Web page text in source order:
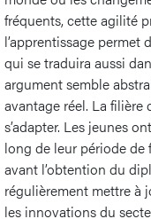
fréquents, cette agilité
l’apprentissage permet
qui se traduira aussi
argument semble
avantage réel. La filière
s’adapter. Les jeunes
long de leur période de
avant l’obtention du
régulièrement mettre à
les innovations du